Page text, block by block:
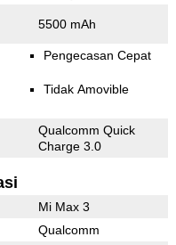
5500 mAh
Pengecasan Cepat
Tidak Amovible
Qualcomm Quick
Charge 3.0
Mi Max 3
Qualcomm